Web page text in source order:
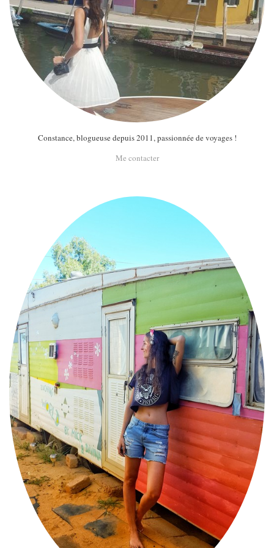
Constance, blogueuse depuis 2011, passionnée de voyages !
Me contacter